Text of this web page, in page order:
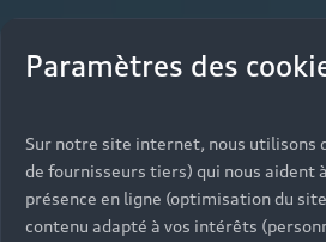
Paramètres des
Sur notre site internet, nous utilisons
de fournisseurs tiers) qui nous aident
présence en ligne (optimisation du
contenu adapté à vos intérêts